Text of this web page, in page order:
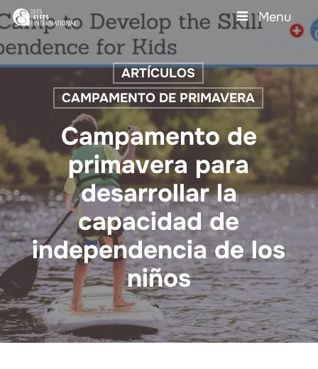
Skip
to
content
Menu
ARTÍCULOS
CAMPAMENTO DE PRIMAVERA
Campamento de
primavera para
desarrollar la
capacidad de
independencia de los
niños
Close